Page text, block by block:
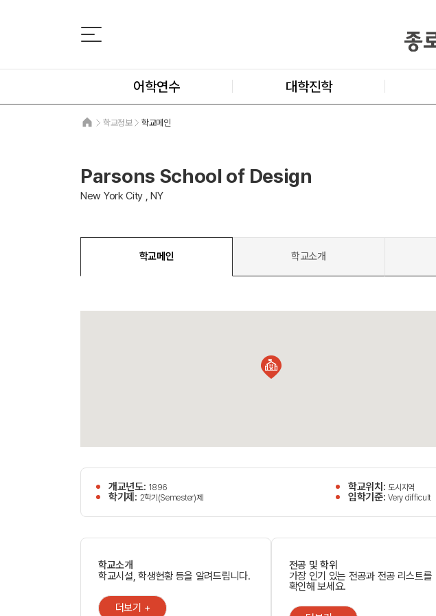
어학연수 대학진학
학교정보 학교메인
Parsons School of Design
New York City , NY
학교메인 학교소개
개교년도: 1896 학교위치:도시지역
학기제: 2학기(Semester)제 입학기준:Very difficult
학교소개
학교시설, 학생현황 등을 알려드립니다.
더보기 +
전공 및 학위
가장 인기 있는 전공과 전공 리스트를
확인해 보세요.